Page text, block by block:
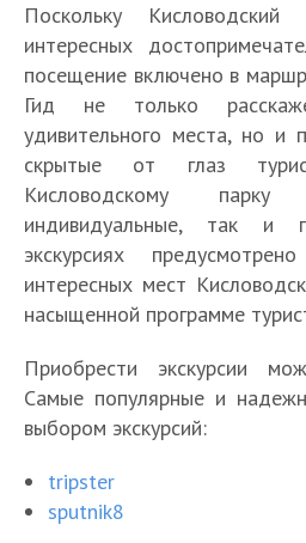
Поскольку
интересных
посещение включено в
Гид не только
удивительного места, но и
скрытые от глаз
Кисловодскому
индивидуальные, так и
экскурсиях
интересных мест
насыщенной программе
Приобрести экскурсии
Самые популярные и
выбором экскурсий:
tripster
sputnik8